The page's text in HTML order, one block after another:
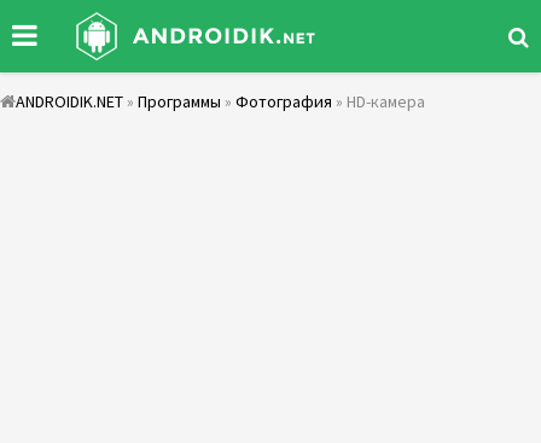
ANDROIDIK.NET » Программы » Фотография » HD-камера